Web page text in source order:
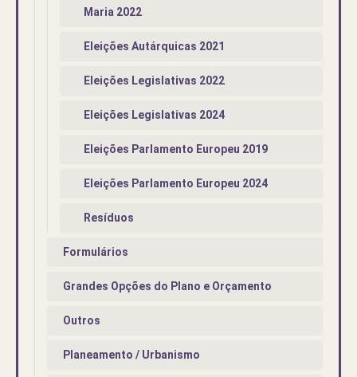
Maria 2022
Eleições Autárquicas 2021
Eleições Legislativas 2022
Eleições Legislativas 2024
Eleições Parlamento Europeu 2019
Eleições Parlamento Europeu 2024
Resíduos
Formulários
Grandes Opções do Plano e Orçamento
Outros
Planeamento / Urbanismo